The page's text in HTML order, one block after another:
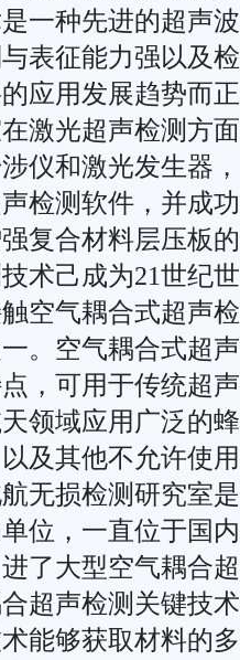
一种先进的超声
表征能力强以及
应用发展趋势而
激光超声检测方
仪和激光发生器
检测软件，并成
复合材料层压板
术己成为21世纪
空气耦合式超声
。空气耦合式超
，可用于传统超
领域应用广泛的
及其他不允许使
无损检测研究室
位，一直位于国
了大型空气耦合
超声检测关键技
能够获取材料的